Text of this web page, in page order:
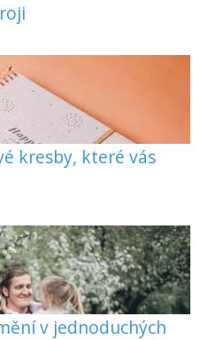
kresby, které vás
v jednoduchých